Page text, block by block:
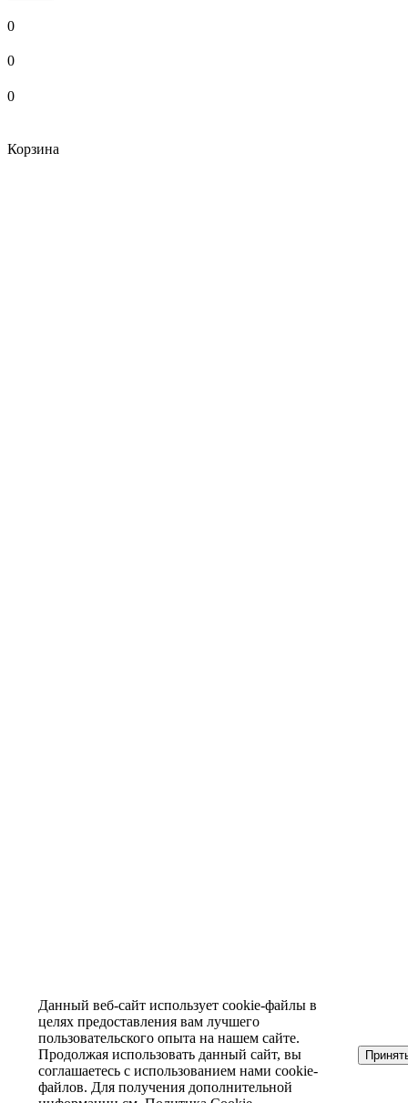
0
0
0
Корзина
Данный веб-сайт использует cookie-файлы в
целях предоставления вам лучшего
пользовательского опыта на нашем сайте.
Продолжая использовать данный сайт, вы
соглашаетесь с использованием нами cookie-
файлов. Для получения дополнительной